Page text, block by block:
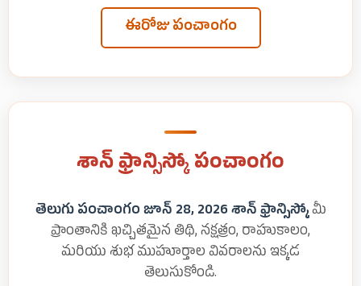
ఈరోజు పంచాంగం
శాన్ ఫ్రాన్సిస్కో పంచాంగం
తెలుగు పంచాంగం జూన్ 28, 2026 శాన్ ఫ్రాన్సిస్కోమీ
ప్రాంతానికి ఖచ్చితమైన తిథి, నక్షత్రం, రాహుకాలం,
మరియు శుభ ముహూర్తాల వివరాలను ఇక్కడ
తెలుసుకోండి.